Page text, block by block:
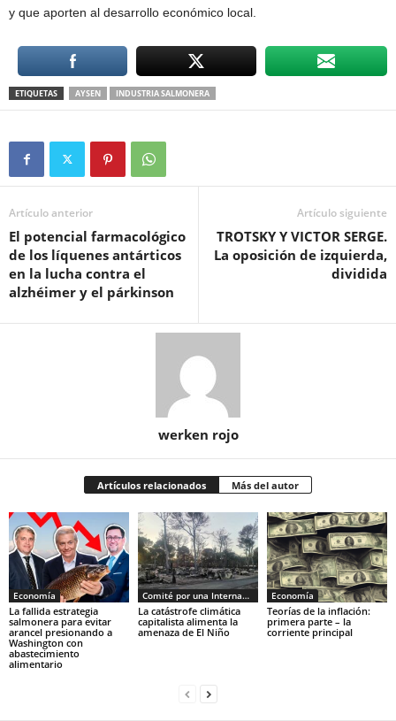
y que aporten al desarrollo económico local.
ETIQUETAS AYSEN INDUSTRIA SALMONERA
Artículo anterior
El potencial farmacológico
de los líquenes antárticos
en la lucha contra el
alzhéimer y el párkinson
Artículo siguiente
TROTSKY Y VICTOR SERGE.
La oposición de izquierda,
dividida
werken rojo
Artículos relacionados Más del autor
Economía
La fallida estrategia
salmonera para evitar
arancel presionando a
Washington con
abastecimiento
alimentario
Comité por una Internacional de los Trabajadores - CIT
La catástrofe climática
capitalista alimenta la
amenaza de El Niño
Economía
Teorías de la inflación:
primera parte – la
corriente principal